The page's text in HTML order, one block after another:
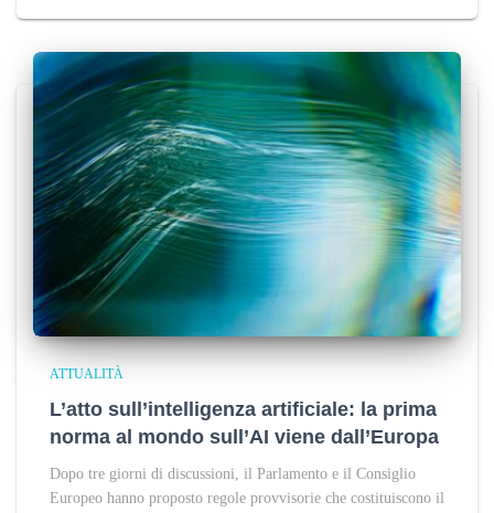
ATTUALITÀ
L’atto sull’intelligenza artificiale: la prima
norma al mondo sull’AI viene dall’Europa
Dopo tre giorni di discussioni, il Parlamento e il Consiglio
Europeo hanno proposto regole provvisorie che costituiscono il